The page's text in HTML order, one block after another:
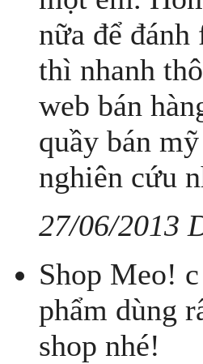
nữa để
thì nhanh
web bán
quầy bán
nghiên cứu
27/06/2013
Shop Meo!
phẩm dùng
shop nhé!